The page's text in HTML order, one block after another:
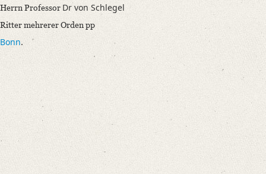
Herrn Professor Dr von Schlegel
Ritter mehrerer Orden pp
Bonn.